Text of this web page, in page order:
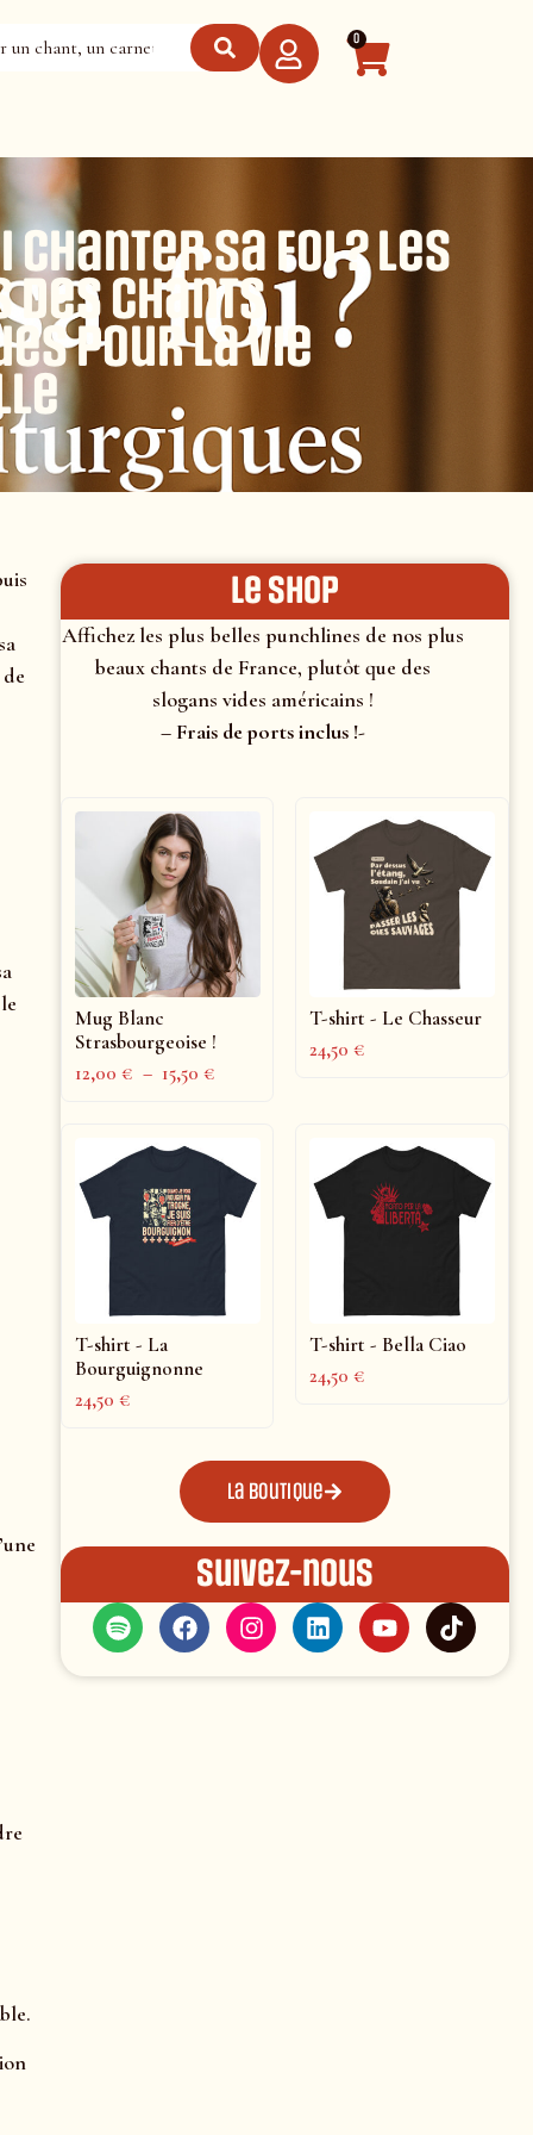
0
chanter sa foi ? Les
chants
pour la vie
le shop
Affichez les plus belles punchlines de nos plus
beaux chants de France, plutôt que des
slogans vides américains !
– Frais de ports inclus !-
Mug Blanc
Strasbourgeoise !
12,00 € – 15,50 €
T-shirt - Le Chasseur
24,50€
T-shirt - La
Bourguignonne
24,50 €
T-shirt - Bella Ciao
24,50€
La boutique
Suivez-nous